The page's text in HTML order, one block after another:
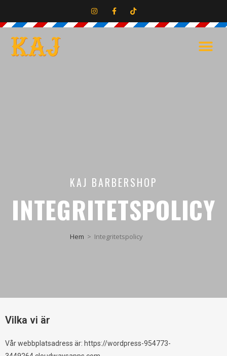
KAJ BARBERSHOP
INTEGRITETSPOLICY
Hem > Integritetspolicy
Vilka vi är
Vår webbplatsadress är: https://wordpress-954773-